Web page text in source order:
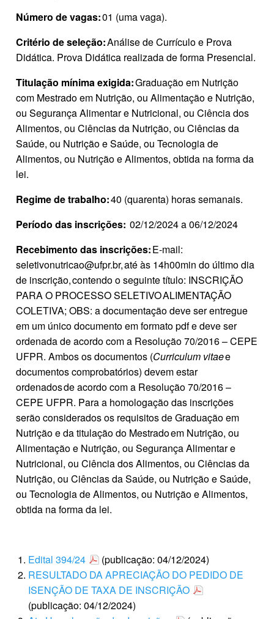
Número de vagas:01 (uma vaga).
Critério de seleção:Análise de Currículo e Prova
Didática. Prova Didática realizada de forma Presencial.
Titulação mínima exigida:Graduação em Nutrição
com Mestrado em Nutrição, ou Alimentação e Nutrição,
ou Segurança Alimentar e Nutricional, ou Ciência dos
Alimentos, ou Ciências da Nutrição, ou Ciências da
Saúde, ou Nutrição e Saúde, ou Tecnologia de
Alimentos, ou Nutrição e Alimentos, obtida na forma da
lei.
Regime de trabalho:40 (quarenta) horas semanais.
Período das inscrições: 02/12/2024 a 06/12/2024
Recebimento das inscrições:E‐mail:
seletivonutricao@ufpr.br, até às 14h00min do último dia
de inscrição, contendo o seguinte título: INSCRIÇÃO
PARA O PROCESSO SELETIVO ALIMENTAÇÃO
COLETIVA; OBS: a documentação deve ser entregue
em um único documento em formato pdf e deve ser
ordenada de acordo com a Resolução 70/2016 – CEPE
UFPR. Ambos os documentos (Curriculum vitaee
documentos comprobatórios) devem estar
ordenados de acordo com a Resolução 70/2016 –
CEPE UFPR. Para a homologação das inscrições
serão considerados os requisitos de Graduação em
Nutrição e da titulação do Mestrado em Nutrição, ou
Alimentação e Nutrição, ou Segurança Alimentar e
Nutricional, ou Ciência dos Alimentos, ou Ciências da
Nutrição, ou Ciências da Saúde, ou Nutrição e Saúde,
ou Tecnologia de Alimentos, ou Nutrição e Alimentos,
obtida na forma da lei.
Edital 394/24
(publicação: 04/12/2024)
RESULTADO DA APRECIAÇÃO DO PEDIDO DE
ISENÇÃO DE TAXA DE INSCRIÇÃO
(publicação: 04/12/2024)